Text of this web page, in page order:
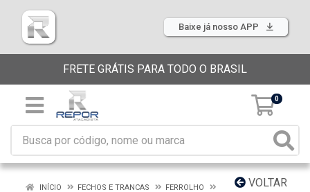
Baixe já nosso APP
FRETE GRÁTIS PARA TODO O BRASIL
0
VOLTAR
INÍCIO FECHOS E TRANCAS
FERROLHO